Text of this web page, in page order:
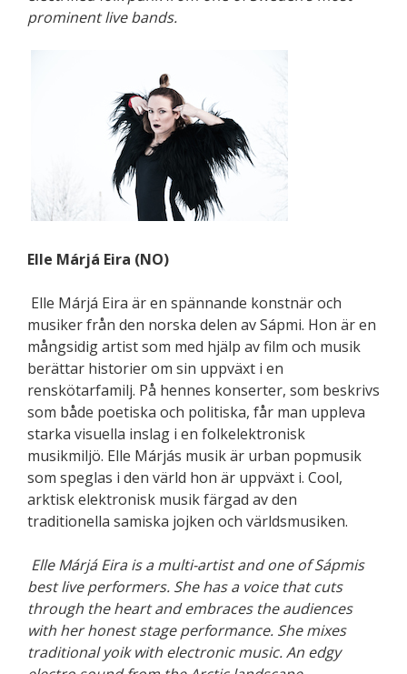
prominent live bands.
Elle Márjá Eira (NO)
Elle Márjá Eira är en spännande konstnär och
musiker från den norska delen av Sápmi. Hon är en
mångsidig artist som med hjälp av film och musik
berättar historier om sin uppväxt i en
renskötarfamilj. På hennes konserter, som beskrivs
som både poetiska och politiska, får man uppleva
starka visuella inslag i en folkelektronisk
musikmiljö. Elle Márjás musik är urban popmusik
som speglas i den värld hon är uppväxt i. Cool,
arktisk elektronisk musik färgad av den
traditionella samiska jojken och världsmusiken.
Elle Márjá Eirais a multi-artist and one of Sápmis
best live performers. She has a voice that cuts
through the heart and embraces the audiences
with her honest stage performance. She mixes
traditional yoik with electronic music. An edgy